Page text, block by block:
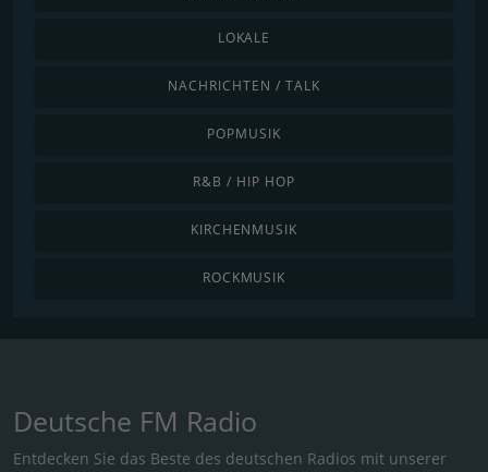
LOKALE
NACHRICHTEN / TALK
POPMUSIK
R&B / HIP HOP
KIRCHENMUSIK
ROCKMUSIK
Deutsche FM Radio
Entdecken Sie das Beste des deutschen Radios mit unserer